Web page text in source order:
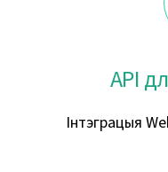
API
Інтэграцыя